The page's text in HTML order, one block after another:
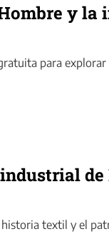
y
para
de
historia textil y el